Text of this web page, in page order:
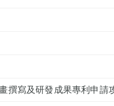
撰寫及研發成果專利申請